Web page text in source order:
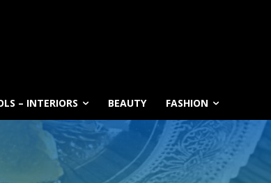
– INTERIORS BEAUTY FASHION